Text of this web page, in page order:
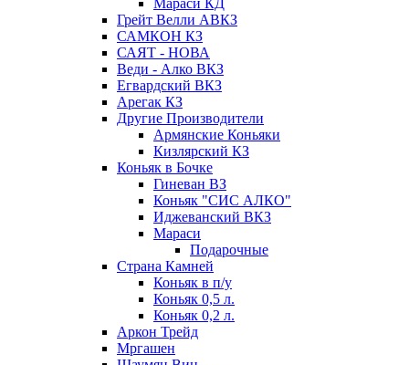
Мараси КД
Грейт Велли АВКЗ
САМКОН КЗ
САЯТ - НОВА
Веди - Алко ВКЗ
Егвардский ВКЗ
Арегак КЗ
Другие Производители
Армянские Коньяки
Кизлярский КЗ
Коньяк в Бочке
Гиневан ВЗ
Коньяк "СИС АЛКО"
Иджеванский ВКЗ
Мараси
Подарочные
Страна Камней
Коньяк в п/у
Коньяк 0,5 л.
Коньяк 0,2 л.
Аркон Трейд
Мргашен